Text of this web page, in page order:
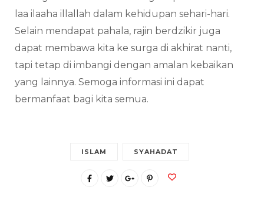
laa ilaaha illallah dalam kehidupan sehari-hari.
Selain mendapat pahala, rajin berdzikir juga
dapat membawa kita ke surga di akhirat nanti,
tapi tetap di imbangi dengan amalan kebaikan
yang lainnya. Semoga informasi ini dapat
bermanfaat bagi kita semua.
ISLAM SYAHADAT